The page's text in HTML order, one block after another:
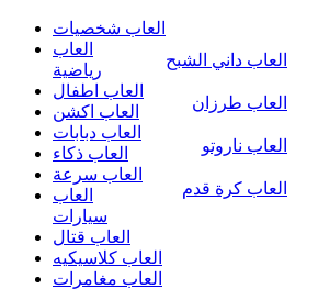
العاب شخصيات
العاب داني الشبح
العاب طرزان
العاب ناروتو
العاب
رياضية
العاب كرة قدم
العاب اطفال
العاب اكشن
العاب دبابات
العاب ذكاء
العاب سرعة
العاب
سيارات
العاب قتال
العاب كلاسيكيه
العاب مغامرات